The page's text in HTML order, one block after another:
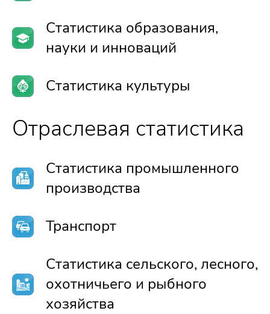
Статистика образования,
науки и инноваций
Статистика культуры
Отраслевая статистика
Статистика промышленного
производства
Транспорт
Статистика сельского, лесного,
охотничьего и рыбного
хозяйства